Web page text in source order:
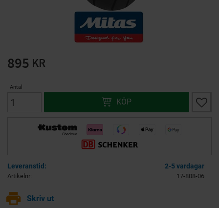
895 KR
Antal
KÖP Lägg
2-5 vardagar
Artikelnr 17-808-06
print Skriv ut